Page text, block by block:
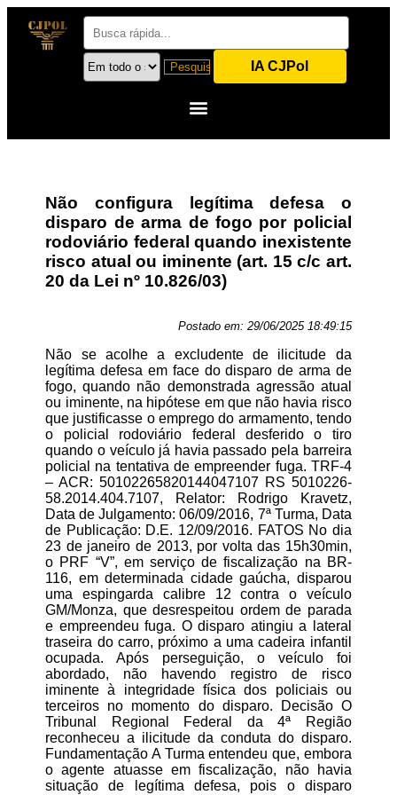
IA CJPol
Não configura legítima defesa o
disparo de arma de fogo por policial
rodoviário federal quando inexistente
risco atual ou iminente (art. 15 c/c art.
20 da Lei nº 10.826/03)
Postado em: 29/06/2025 18:49:15
Não se acolhe a excludente de ilicitude da
legítima defesa em face do disparo de arma de
fogo, quando não demonstrada agressão atual
ou iminente, na hipótese em que não havia risco
que justificasse o emprego do armamento, tendo
o policial rodoviário federal desferido o tiro
quando o veículo já havia passado pela barreira
policial na tentativa de empreender fuga. TRF-4
– ACR: 50102265820144047107 RS 5010226-
58.2014.404.7107, Relator: Rodrigo Kravetz,
Data de Julgamento: 06/09/2016, 7ª Turma, Data
de Publicação: D.E. 12/09/2016. FATOS No dia
23 de janeiro de 2013, por volta das 15h30min,
o PRF “V”, em serviço de fiscalização na BR-
116, em determinada cidade gaúcha, disparou
uma espingarda calibre 12 contra o veículo
GM/Monza, que desrespeitou ordem de parada
e empreendeu fuga. O disparo atingiu a lateral
traseira do carro, próximo a uma cadeira infantil
ocupada. Após perseguição, o veículo foi
abordado, não havendo registro de risco
iminente à integridade física dos policiais ou
terceiros no momento do disparo. Decisão O
Tribunal Regional Federal da 4ª Região
reconheceu a ilicitude da conduta do disparo.
Fundamentação A Turma entendeu que, embora
o agente atuasse em fiscalização, não havia
situação de legítima defesa, pois o disparo